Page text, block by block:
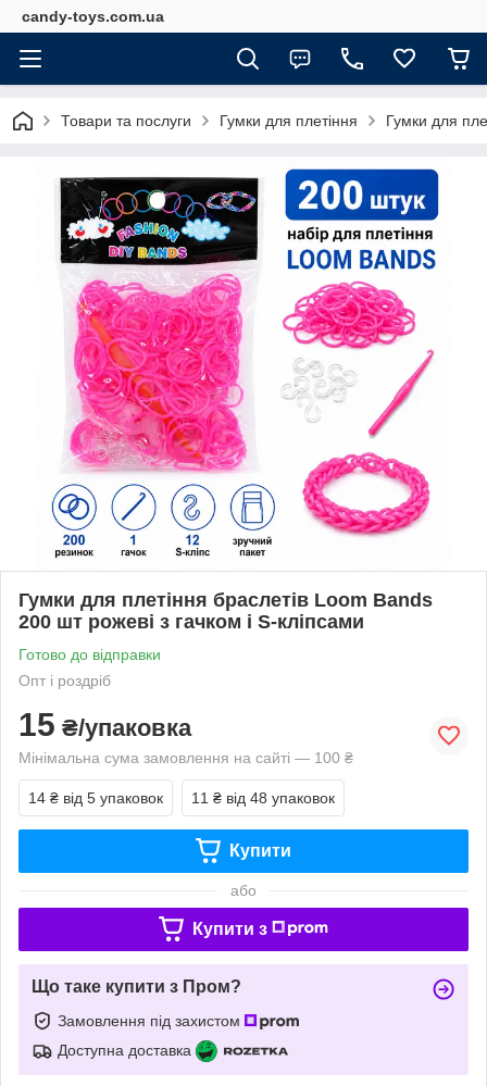
candy-toys.com.ua
Товари та послуги Гумки для плетіння Гумки для
Гумки для плетіння браслетів Loom Bands
200 шт рожеві з гачком і S-кліпсами
Готово до відправки
Опт і роздріб
15 ₴/упаковка
Мінімальна сума замовлення на сайті — 100 ₴
14 ₴ від 5 упаковок 11 ₴ від 48 упаковок
Купити
або
Купити з
Що таке купити з Пром?
Замовлення під захистом
Доступна доставка